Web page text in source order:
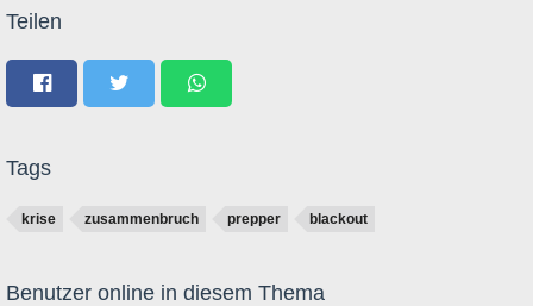
Teilen
Tags
krise zusammenbruch prepper blackout
Benutzer online in diesem Thema